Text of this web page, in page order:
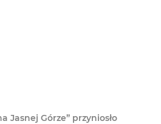
Jasnej Górze” przyniosło